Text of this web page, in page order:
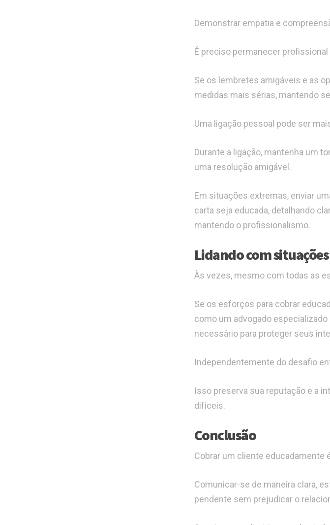
Demonstrar empatia e
É preciso permanecer
Se os lembretes amigáveis e as
medidas mais sérias, mantendo
Uma ligação pessoal pode ser
Durante a ligação, mantenha um
uma resolução amigável.
Em situações extremas, enviar
carta seja educada, detalhando
mantendo o profissionalismo.
Lidando com
Às vezes, mesmo com todas as
Se os esforços para cobrar
como um advogado
necessário para proteger seus
Independentemente do desafio
Isso preserva sua reputação e a
difíceis.
Conclusão
Cobrar um cliente educadamente
Comunicar-se de maneira clara,
pendente sem prejudicar o